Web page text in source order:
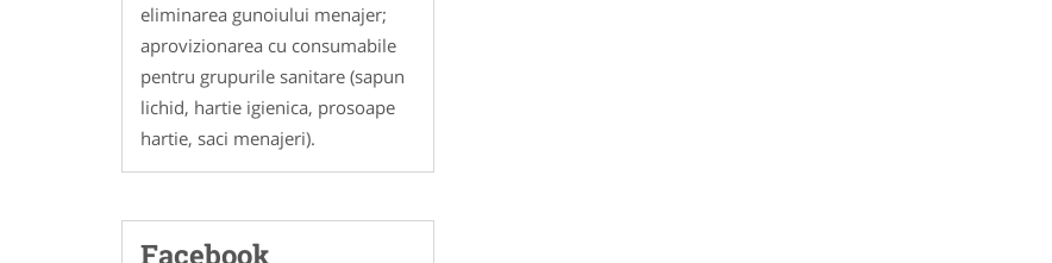
eliminarea gunoiului menajer;
aprovizionarea cu consumabile
pentru grupurile sanitare (sapun
lichid, hartie igienica, prosoape
hartie, saci menajeri).
Facebook